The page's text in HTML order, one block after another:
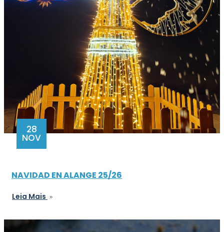
28
NOV
NAVIDAD EN ALANGE 25/26
Leia Mais